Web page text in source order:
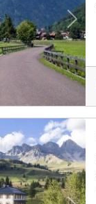
Next